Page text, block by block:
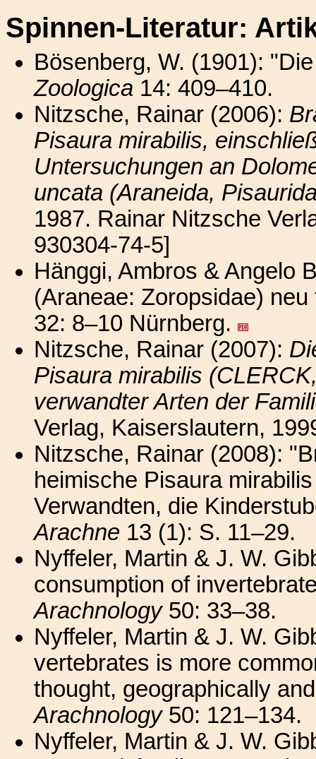
Spinnen-Literatur:
Bösenberg, W. (1901):
Zoologica 14: 409–410.
Nitzsche, Rainar (2006):
Pisaura mirabilis,
Untersuchungen an
uncata (Araneida,
1987. Rainar Nitzsche
930304-74-5]
Hänggi, Ambros & Angelo
(Araneae: Zoropsidae)
32: 8–10 Nürnberg.
Nitzsche, Rainar (2007):
Pisaura mirabilis
verwandter Arten der
Verlag, Kaiserslautern,
Nitzsche, Rainar (2008):
heimische Pisaura
Verwandten, die
Arachne 13 (1): S. 11–29.
Nyffeler, Martin & J. W.
consumption of
Arachnology50: 33–38.
Nyffeler, Martin & J. W.
vertebrates is more
thought, geographically
Arachnology50: 121–134.
Nyffeler, Martin & J. W.